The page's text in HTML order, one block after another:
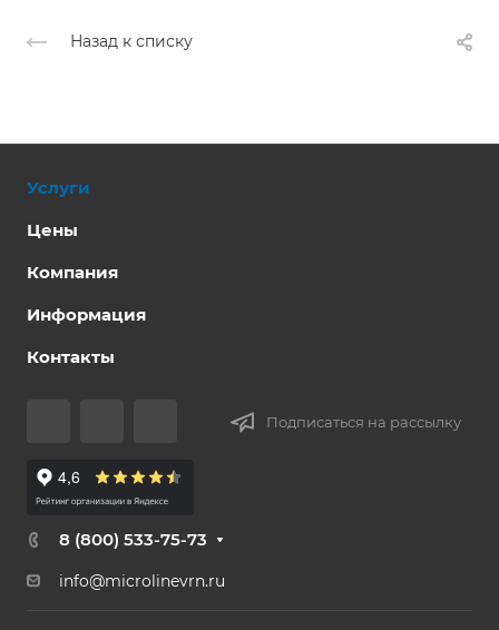
Назад к списку
Услуги
Цены
Компания
Информация
Контакты
Подписаться на рассылку
8 (800) 533-75-73
info@microlinevrn.ru